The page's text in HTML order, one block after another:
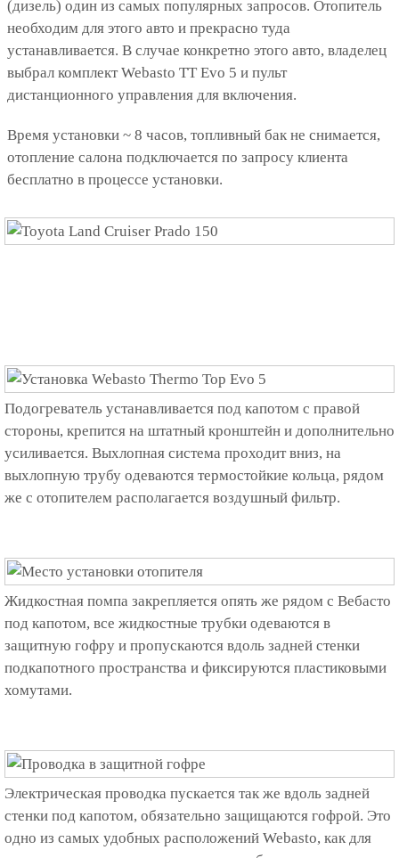
(дизель) один из самых популярных запросов. Отопитель
необходим для этого авто и прекрасно туда
устанавливается. В случае конкретно этого авто, владелец
выбрал комплект Webasto TT Evo 5 и пульт
дистанционного управления для включения.
Время установки ~ 8 часов, топливный бак не снимается,
отопление салона подключается по запросу клиента
бесплатно в процессе установки.
Подогреватель устанавливается под капотом с правой
стороны, крепится на штатный кронштейн и дополнительно
усиливается. Выхлопная система проходит вниз, на
выхлопную трубу одеваются термостойкие кольца, рядом
же с отопителем располагается воздушный фильтр.
Жидкостная помпа закрепляется опять же рядом с Вебасто
под капотом, все жидкостные трубки одеваются в
защитную гофру и пропускаются вдоль задней стенки
подкапотного пространства и фиксируются пластиковыми
хомутами.
Электрическая проводка пускается так же вдоль задней
стенки под капотом, обязательно защищаются гофрой. Это
одно из самых удобных расположений Webasto, как для